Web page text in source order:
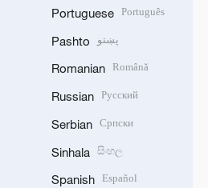
Portuguese Português
Pashto پښتو
Romanian Română
Russian Русский
Serbian Српски
Sinhala සිංහල
Spanish Español